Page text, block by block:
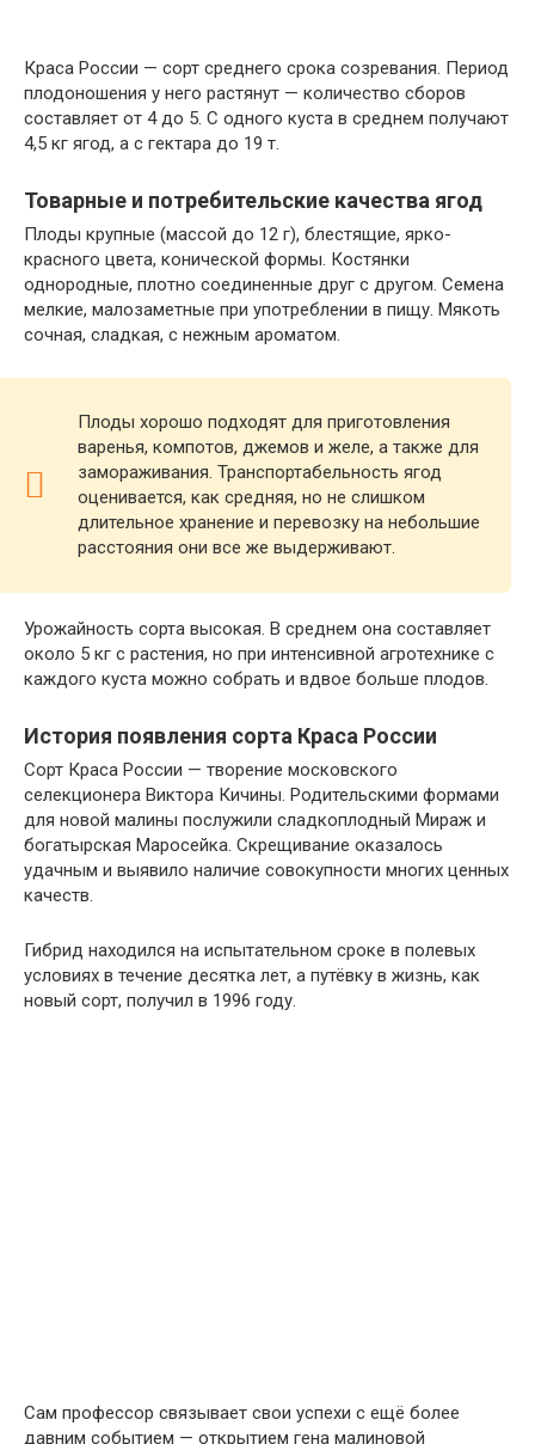
Краса России — сорт среднего срока созревания. Период
плодоношения у него растянут — количество сборов
составляет от 4 до 5. С одного куста в среднем получают
4,5 кг ягод, а с гектара до 19 т.
Товарные и потребительские качества ягод
Плоды крупные (массой до 12 г), блестящие, ярко-
красного цвета, конической формы. Костянки
однородные, плотно соединенные друг с другом. Семена
мелкие, малозаметные при употреблении в пищу. Мякоть
сочная, сладкая, с нежным ароматом.
Плоды хорошо подходят для приготовления
варенья, компотов, джемов и желе, а также для
замораживания. Транспортабельность ягод
оценивается, как средняя, но не слишком
длительное хранение и перевозку на небольшие
расстояния они все же выдерживают.
Урожайность сорта высокая. В среднем она составляет
около 5 кг с растения, но при интенсивной агротехнике с
каждого куста можно собрать и вдвое больше плодов.
История появления сорта Краса России
Сорт Краса России — творение московского
селекционера Виктора Кичины. Родительскими формами
для новой малины послужили сладкоплодный Мираж и
богатырская Маросейка. Скрещивание оказалось
удачным и выявило наличие совокупности многих ценных
качеств.
Гибрид находился на испытательном сроке в полевых
условиях в течение десятка лет, а путёвку в жизнь, как
новый сорт, получил в 1996 году.
Сам профессор связывает свои успехи с ещё более
давним событием — открытием гена малиновой